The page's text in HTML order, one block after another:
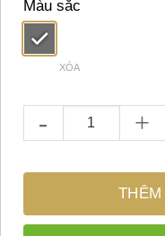
7.290.000₫.
Màu sắc
XÓA
Nồi Chiên Hấp Đa